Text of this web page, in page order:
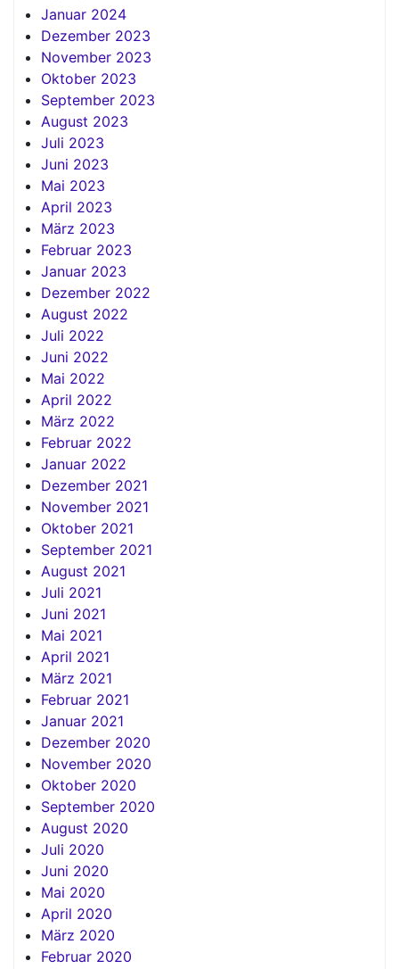
Januar 2024
Dezember 2023
November 2023
Oktober 2023
September 2023
August 2023
Juli 2023
Juni 2023
Mai 2023
April 2023
März 2023
Februar 2023
Januar 2023
Dezember 2022
August 2022
Juli 2022
Juni 2022
Mai 2022
April 2022
März 2022
Februar 2022
Januar 2022
Dezember 2021
November 2021
Oktober 2021
September 2021
August 2021
Juli 2021
Juni 2021
Mai 2021
April 2021
März 2021
Februar 2021
Januar 2021
Dezember 2020
November 2020
Oktober 2020
September 2020
August 2020
Juli 2020
Juni 2020
Mai 2020
April 2020
März 2020
Februar 2020